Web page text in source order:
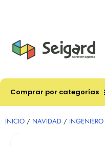
Comprar por categorías
INICIO / NAVIDAD / INGENIERO